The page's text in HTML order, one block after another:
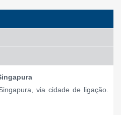
via cidade de ligação.